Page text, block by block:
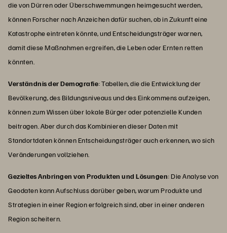
die von Dürren oder Überschwemmungen heimgesucht werden,
können Forscher nach Anzeichen dafür suchen, ob in Zukunft eine
Katastrophe eintreten könnte, und Entscheidungsträger warnen,
damit diese Maßnahmen ergreifen, die Leben oder Ernten retten
könnten.
Verständnis der Demografie: Tabellen, die die Entwicklung der
Bevölkerung, des Bildungsniveaus und des Einkommens aufzeigen,
können zum Wissen über lokale Bürger oder potenzielle Kunden
beitragen. Aber durch das Kombinieren dieser Daten mit
Standortdaten können Entscheidungsträger auch erkennen, wo sich
Veränderungen vollziehen.
Gezieltes Anbringen von Produkten und Lösungen: Die Analyse von
Geodaten kann Aufschluss darüber geben, warum Produkte und
Strategien in einer Region erfolgreich sind, aber in einer anderen
Region scheitern.